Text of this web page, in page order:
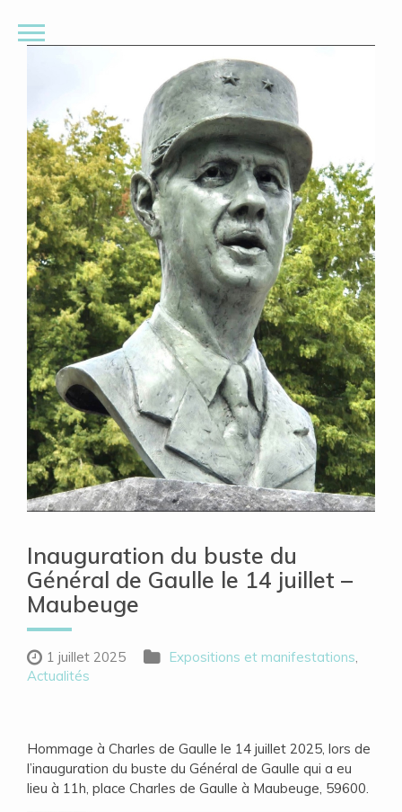
Inauguration du buste du
Général de Gaulle le 14 juillet –
Maubeuge
1 juillet 2025 Expositions et manifestations
Actualités
Hommage à Charles de Gaulle le 14 juillet 2025, lors de
l’inauguration du buste du Général de Gaulle qui a eu
lieu à 11h, place Charles de Gaulle à Maubeuge, 59600.